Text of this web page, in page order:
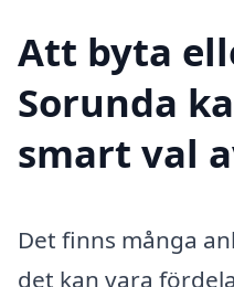
Att byta
Sorunda
smart val
Det finns många
det kan vara